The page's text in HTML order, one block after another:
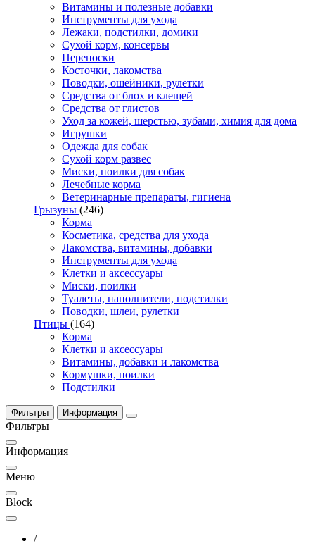
Витамины и полезные добавки
Инструменты для ухода
Лежаки, подстилки, домики
Сухой корм, консервы
Переноски
Косточки, лакомства
Поводки, ошейники, рулетки
Средства от блох и клещей
Средства от глистов
Уход за кожей, шерстью, зубами, химия для дома
Игрушки
Одежда для собак
Сухой корм развес
Миски, поилки для собак
Лечебные корма
Ветеринарные препараты, гигиена
Грызуны (246)
Корма
Косметика, средства для ухода
Лакомства, витамины, добавки
Инструменты для ухода
Клетки и аксессуары
Миски, поилки
Туалеты, наполнители, подстилки
Поводки, шлеи, рулетки
Птицы (164)
Корма
Клетки и аксессуары
Витамины, добавки и лакомства
Кормушки, поилки
Подстилки
Фильтры Информация
Фильтры
Информация
Меню
Block
/